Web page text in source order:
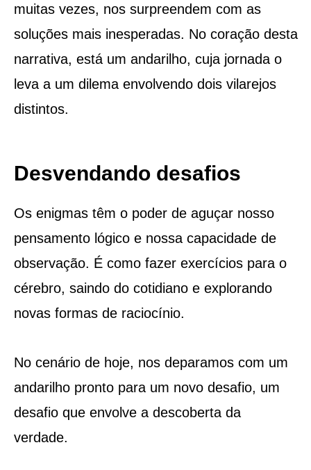
muitas vezes, nos surpreendem com as
soluções mais inesperadas. No coração desta
narrativa, está um andarilho, cuja jornada o
leva a um dilema envolvendo dois vilarejos
distintos.
Desvendando desafios
Os enigmas têm o poder de aguçar nosso
pensamento lógico e nossa capacidade de
observação. É como fazer exercícios para o
cérebro, saindo do cotidiano e explorando
novas formas de raciocínio.
No cenário de hoje, nos deparamos com um
andarilho pronto para um novo desafio, um
desafio que envolve a descoberta da
verdade.